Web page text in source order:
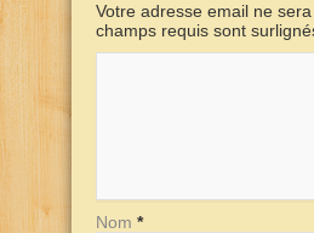
Votre adresse email ne
champs requis sont
Nom *